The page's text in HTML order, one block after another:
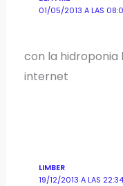
01/05/2013 A LAS
con la
internet
LIMBER
19/12/2013 A LAS 22:34